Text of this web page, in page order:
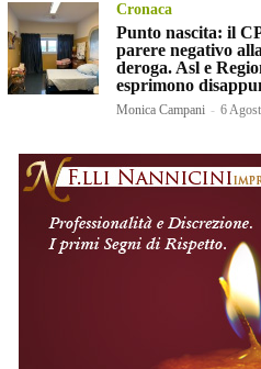
Cronaca
Punto nascita: il
parere negativo
deroga. Asl e
esprimono
Monica Campani - 6